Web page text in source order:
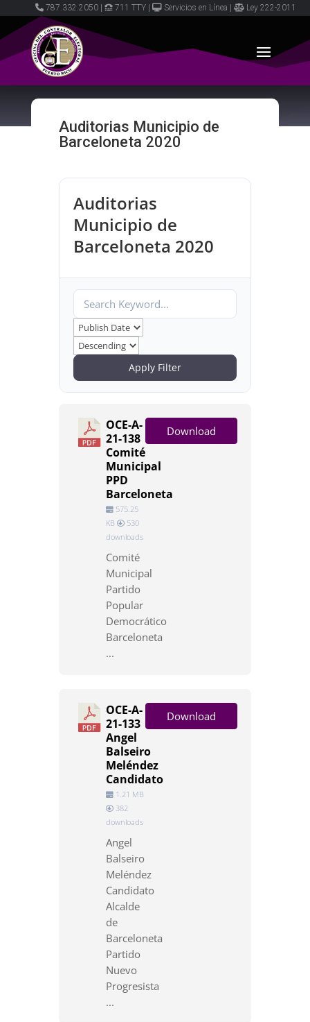
787.332.2050 711 TTY Servicios en Línea Ley 222-2011
Auditorias Municipio de
Barceloneta 2020
Auditorias
Municipio de
Barceloneta 2020
Apply Filter
OCE-A-
21-138
Comité
Municipal
PPD
Barceloneta
575.25
KB
530
downloads
Comité
Municipal
Partido
Popular
Democrático
Barceloneta
...
Download
OCE-A-
21-133
Angel
Balseiro
Meléndez
Candidato
1.21 MB
382
downloads
Angel
Balseiro
Meléndez
Candidato
Alcalde
de
Barceloneta
Partido
Nuevo
Progresista
...
Download